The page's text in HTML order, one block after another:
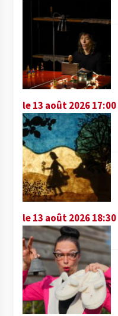
le 13 août 2026 17:00
le 13 août 2026 18:30